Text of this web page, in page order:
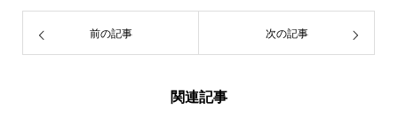
前の記事 次の記事
関連記事